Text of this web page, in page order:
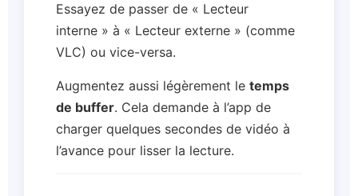
Essayez de passer de « Lecteur
interne » à « Lecteur externe » (comme
VLC) ou vice-versa.
Augmentez aussi légèrement le temps
de buffer. Cela demande à l’app de
charger quelques secondes de vidéo à
l’avance pour lisser la lecture.